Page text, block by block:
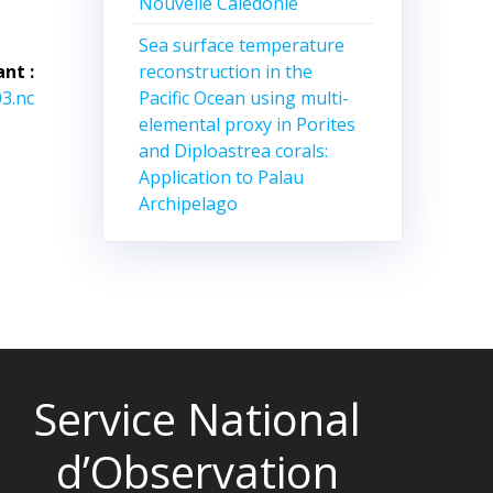
:
Sea surface temperature
reconstruction in the
Pacific Ocean using multi-
elemental proxy in Porites
and Diploastrea corals:
Application to Palau
Archipelago
Service National
d’Observation